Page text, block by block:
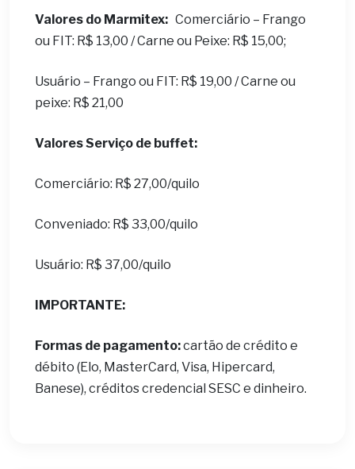
Valores do Marmitex: Comerciário – Frango
ou FIT: R$ 13,00 / Carne ou Peixe: R$ 15,00;
Usuário – Frango ou FIT: R$ 19,00 / Carne ou
peixe: R$ 21,00
Valores Serviço de buffet:
Comerciário: R$ 27,00/quilo
Conveniado: R$ 33,00/quilo
Usuário: R$ 37,00/quilo
IMPORTANTE:
Formas de pagamento:cartão de crédito e
débito (Elo, MasterCard, Visa, Hipercard,
Banese), créditos credencial SESC e dinheiro.